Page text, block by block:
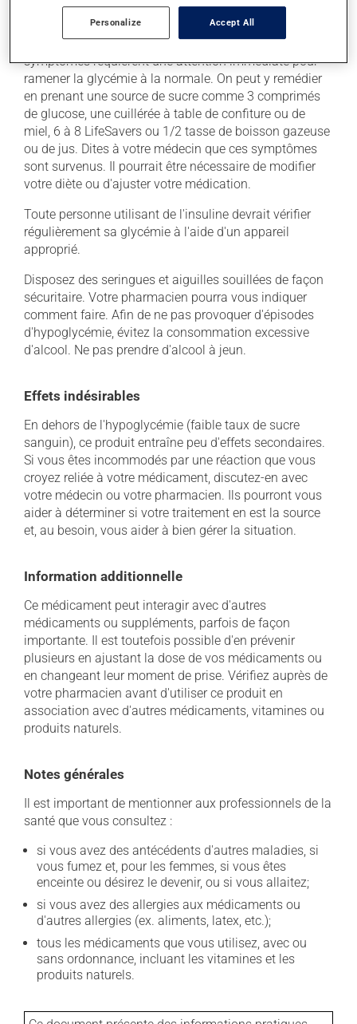
importante de leur taux de sucre sanguin : confusion,
céphalées, faim, nervosité, palpitations, respiration
rapide, sueurs froides et tremblements. Ces
symptômes requièrent une attention immédiate pour
ramener la glycémie à la normale. On peut y remédier
en prenant une source de sucre comme 3 comprimés
de glucose, une cuillérée à table de confiture ou de
miel, 6 à 8 LifeSavers ou 1/2 tasse de boisson gazeuse
ou de jus. Dites à votre médecin que ces symptômes
sont survenus. Il pourrait être nécessaire de modifier
votre diète ou d'ajuster votre médication.
Toute personne utilisant de l'insuline devrait vérifier
régulièrement sa glycémie à l'aide d'un appareil
approprié.
Disposez des seringues et aiguilles souillées de façon
sécuritaire. Votre pharmacien pourra vous indiquer
comment faire. Afin de ne pas provoquer d'épisodes
d'hypoglycémie, évitez la consommation excessive
d'alcool. Ne pas prendre d'alcool à jeun.
Effets indésirables
En dehors de l'hypoglycémie (faible taux de sucre
sanguin), ce produit entraîne peu d'effets secondaires.
Si vous êtes incommodés par une réaction que vous
croyez reliée à votre médicament, discutez-en avec
votre médecin ou votre pharmacien. Ils pourront vous
aider à déterminer si votre traitement en est la source
et, au besoin, vous aider à bien gérer la situation.
Information additionnelle
Ce médicament peut interagir avec d'autres
médicaments ou suppléments, parfois de façon
importante. Il est toutefois possible d'en prévenir
plusieurs en ajustant la dose de vos médicaments ou
en changeant leur moment de prise. Vérifiez auprès de
votre pharmacien avant d'utiliser ce produit en
association avec d'autres médicaments, vitamines ou
produits naturels.
Notes générales
Il est important de mentionner aux professionnels de la
santé que vous consultez :
si vous avez des antécédents d'autres maladies, si
vous fumez et, pour les femmes, si vous êtes
enceinte ou désirez le devenir, ou si vous allaitez;
si vous avez des allergies aux médicaments ou
d'autres allergies (ex. aliments, latex, etc.);
tous les médicaments que vous utilisez, avec ou
sans ordonnance, incluant les vitamines et les
produits naturels.
Personalize Accept All